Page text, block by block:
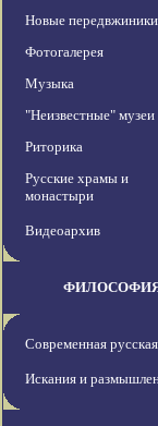
Новые передвжиники
Фотогалерея
Музыка
"Неизвестные" музеи
Риторика
Русские храмы и
монастыри
Видеоархив
Современная
Искания и